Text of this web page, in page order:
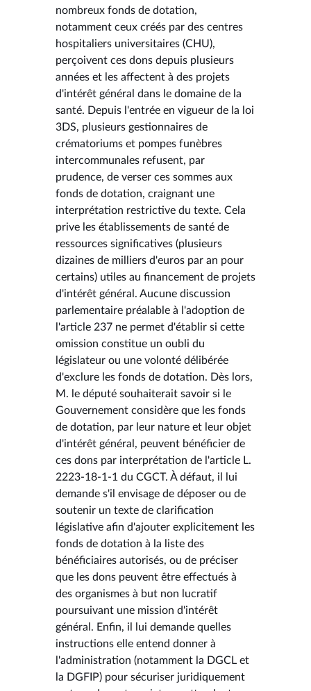
nombreux fonds de dotation,
notamment ceux créés par des centres
hospitaliers universitaires (CHU),
perçoivent ces dons depuis plusieurs
années et les affectent à des projets
d'intérêt général dans le domaine de la
santé. Depuis l'entrée en vigueur de la loi
3DS, plusieurs gestionnaires de
crématoriums et pompes funèbres
intercommunales refusent, par
prudence, de verser ces sommes aux
fonds de dotation, craignant une
interprétation restrictive du texte. Cela
prive les établissements de santé de
ressources significatives (plusieurs
dizaines de milliers d'euros par an pour
certains) utiles au financement de projets
d'intérêt général. Aucune discussion
parlementaire préalable à l'adoption de
l'article 237 ne permet d'établir si cette
omission constitue un oubli du
législateur ou une volonté délibérée
d'exclure les fonds de dotation. Dès lors,
M. le député souhaiterait savoir si le
Gouvernement considère que les fonds
de dotation, par leur nature et leur objet
d'intérêt général, peuvent bénéficier de
ces dons par interprétation de l'article L.
2223-18-1-1 du CGCT. À défaut, il lui
demande s'il envisage de déposer ou de
soutenir un texte de clarification
législative afin d'ajouter explicitement les
fonds de dotation à la liste des
bénéficiaires autorisés, ou de préciser
que les dons peuvent être effectués à
des organismes à but non lucratif
poursuivant une mission d'intérêt
général. Enfin, il lui demande quelles
instructions elle entend donner à
l'administration (notamment la DGCL et
la DGFIP) pour sécuriser juridiquement